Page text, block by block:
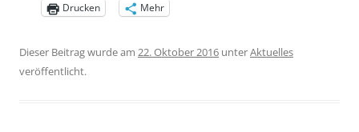
Drucken
Mehr
Dieser Beitrag wurde am 22. Oktober 2016 unterAktuelles
veröffentlicht.